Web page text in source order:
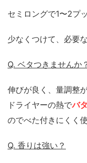
セミロングで1〜2プ
少なくつけて、必要
Q. ベタつきませんか
伸びが良く、量調整
ドライヤーの熱でバ
のでべた付きにくく
Q. 香りは強い？